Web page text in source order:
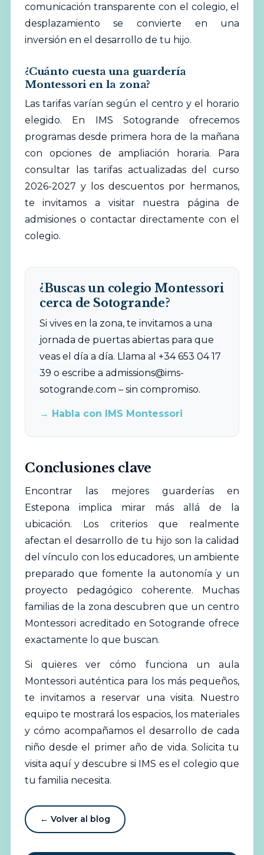
comunicación transparente con el colegio, el
desplazamiento se convierte en una
inversión en el desarrollo de tu hijo.
¿Cuánto cuesta una guardería
Montessori en la zona?
Las tarifas varían según el centro y el horario
elegido. En IMS Sotogrande ofrecemos
programas desde primera hora de la mañana
con opciones de ampliación horaria. Para
consultar las tarifas actualizadas del curso
2026-2027 y los descuentos por hermanos,
te invitamos a visitar nuestra página de
admisiones o contactar directamente con el
colegio.
¿Buscas un colegio Montessori
cerca de Sotogrande?
Si vives en la zona, te invitamos a una
jornada de puertas abiertas para que
veas el día a día. Llama al +34 653 04 17
39 o escribe a admissions@ims-
sotogrande.com – sin compromiso.
→ Habla con IMS Montessori
Conclusiones clave
Encontrar las mejores guarderías en
Estepona implica mirar más allá de la
ubicación. Los criterios que realmente
afectan el desarrollo de tu hijo son la calidad
del vínculo con los educadores, un ambiente
preparado que fomente la autonomía y un
proyecto pedagógico coherente. Muchas
familias de la zona descubren que un centro
Montessori acreditado en Sotogrande ofrece
exactamente lo que buscan.
Si quieres ver cómo funciona un aula
Montessori auténtica para los más pequeños,
te invitamos a reservar una visita. Nuestro
equipo te mostrará los espacios, los materiales
y cómo acompañamos el desarrollo de cada
niño desde el primer año de vida. Solicita tu
visita aquí y descubre si IMS es el colegio que
tu familia necesita.
← Volver al blog